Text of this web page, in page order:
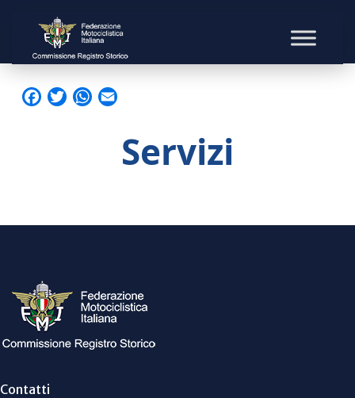
Facebook
TwitterWhatsApp
Email
Servizi
Contatti